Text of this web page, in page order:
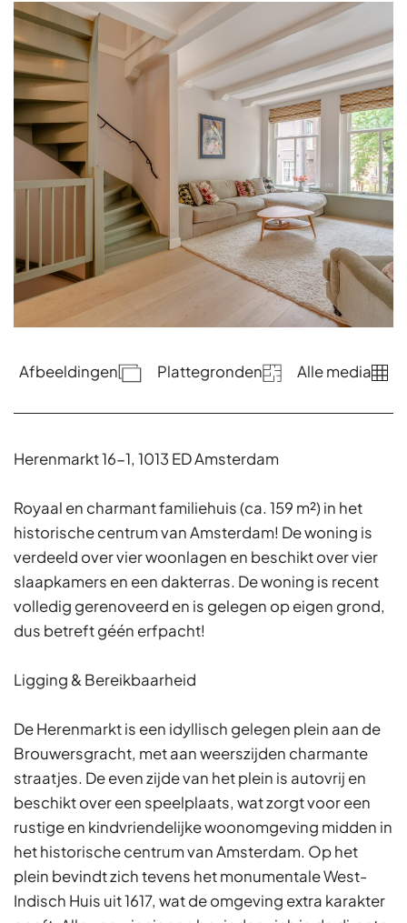
Afbeeldingen Plattegronden Alle media
Herenmarkt 16-1, 1013 ED Amsterdam
Royaal en charmant familiehuis (ca. 159 m²) in het
historische centrum van Amsterdam! De woning is
verdeeld over vier woonlagen en beschikt over vier
slaapkamers en een dakterras. De woning is recent
volledig gerenoveerd en is gelegen op eigen grond,
dus betreft géén erfpacht!
Ligging & Bereikbaarheid
De Herenmarkt is een idyllisch gelegen plein aan de
Brouwersgracht, met aan weerszijden charmante
straatjes. De even zijde van het plein is autovrij en
beschikt over een speelplaats, wat zorgt voor een
rustige en kindvriendelijke woonomgeving midden in
het historische centrum van Amsterdam. Op het
plein bevindt zich tevens het monumentale West-
Indisch Huis uit 1617, wat de omgeving extra karakter